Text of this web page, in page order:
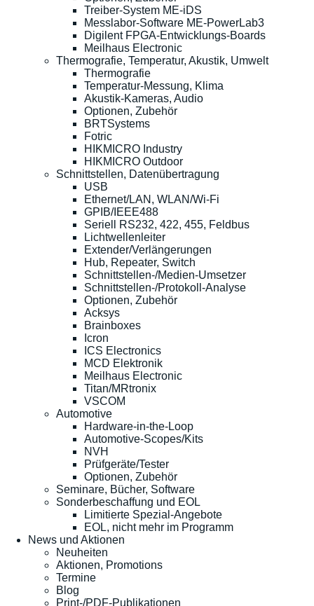
Treiber-System ME-iDS
Messlabor-Software ME-PowerLab3
Digilent FPGA-Entwicklungs-Boards
Meilhaus Electronic
Thermografie, Temperatur, Akustik, Umwelt
Thermografie
Temperatur-Messung, Klima
Akustik-Kameras, Audio
Optionen, Zubehör
BRTSystems
Fotric
HIKMICRO Industry
HIKMICRO Outdoor
Schnittstellen, Datenübertragung
USB
Ethernet/LAN, WLAN/Wi-Fi
GPIB/IEEE488
Seriell RS232, 422, 455, Feldbus
Lichtwellenleiter
Extender/Verlängerungen
Hub, Repeater, Switch
Schnittstellen-/Medien-Umsetzer
Schnittstellen-/Protokoll-Analyse
Optionen, Zubehör
Acksys
Brainboxes
Icron
ICS Electronics
MCD Elektronik
Meilhaus Electronic
Titan/MRtronix
VSCOM
Automotive
Hardware-in-the-Loop
Automotive-Scopes/Kits
NVH
Prüfgeräte/Tester
Optionen, Zubehör
Seminare, Bücher, Software
Sonderbeschaffung und EOL
Limitierte Spezial-Angebote
EOL, nicht mehr im Programm
News und Aktionen
Neuheiten
Aktionen, Promotions
Termine
Blog
Print-/PDF-Publikationen